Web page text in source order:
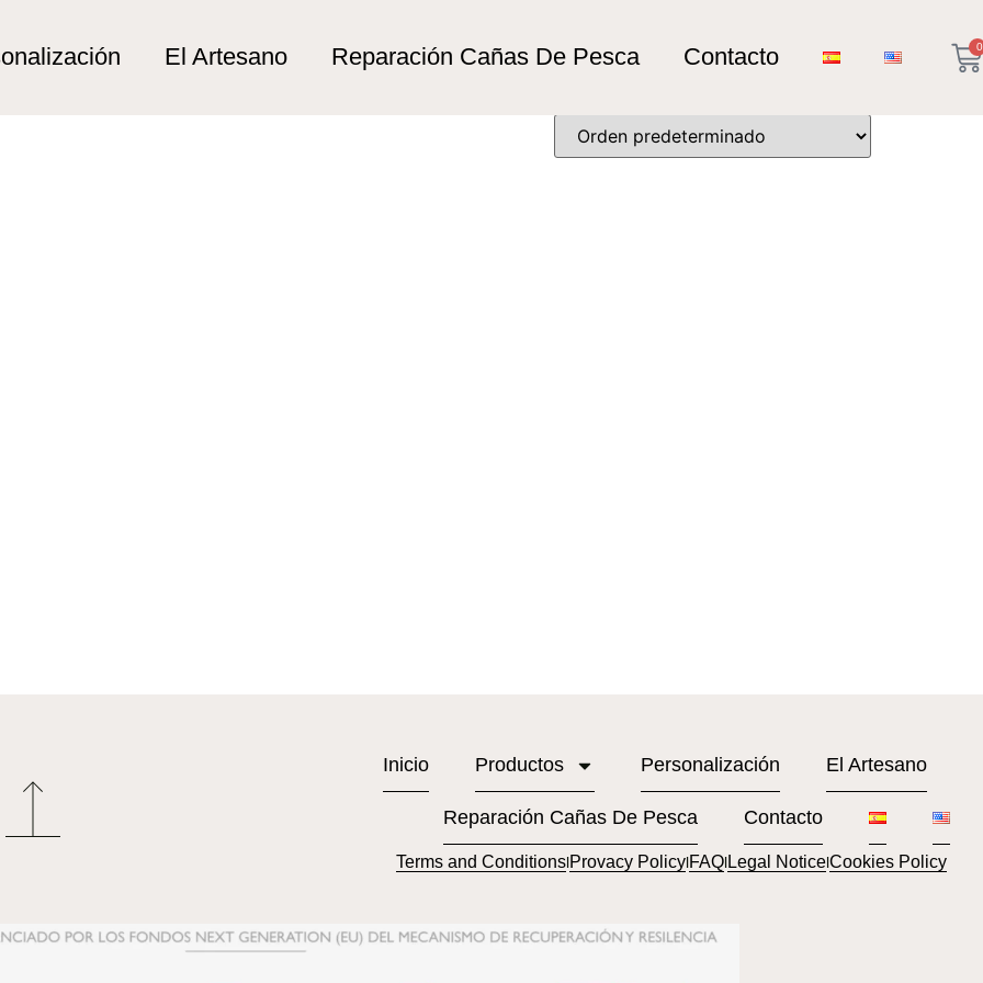
El Artesano Reparación Cañas De Pesca Contacto 0
Inicio Productos Personalización El Artesano
Reparación Cañas De Pesca Contacto
Terms and ConditionslProvacy PolicylFAQlLegal NoticelCookies Policy